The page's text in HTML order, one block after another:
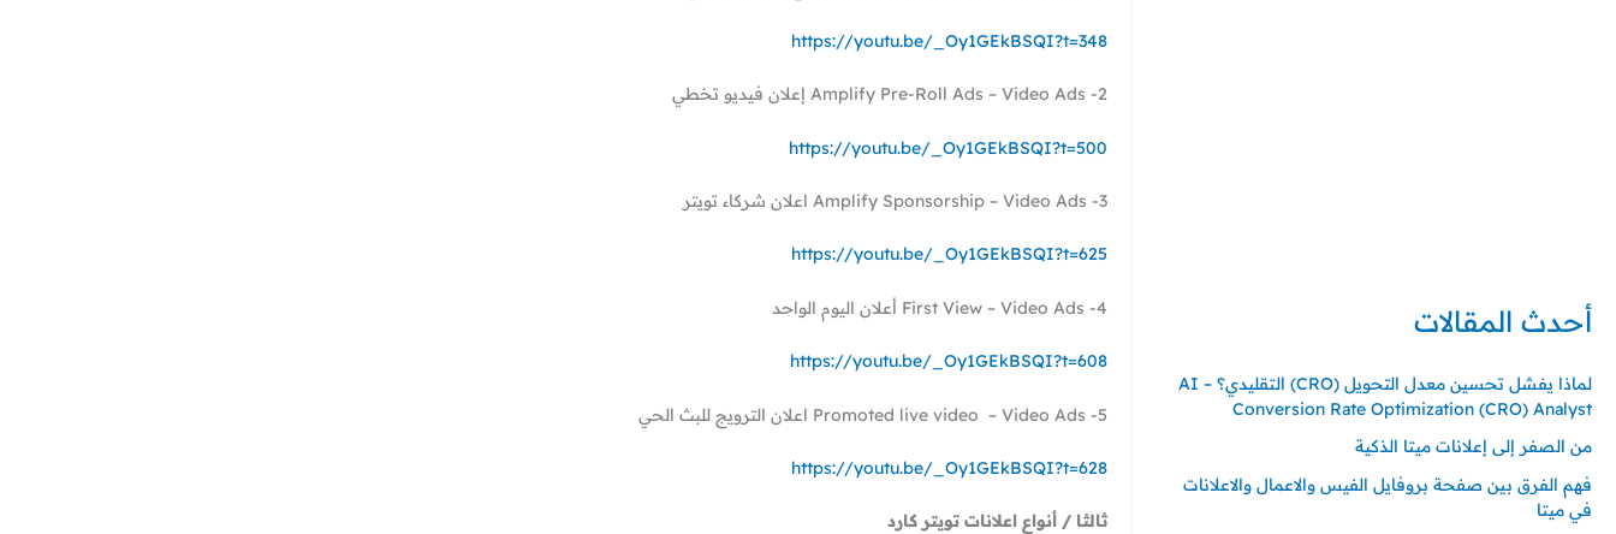
أحدث المقالات
لماذا يفشل تحسين معدل التحويل (CRO) التقليدي؟ – AI
Conversion Rate Optimization (CRO) Analyst
من الصفر إلى إعلانات ميتا الذكية
فهم الفرق بين صفحة بروفايل الفيس والاعمال والاعلانات
في ميتا
https://youtu.be/_Oy1GEkBSQI?t=348
2- Amplify Pre-Roll Ads – Video Ads إعلان فيديو تخطي
https://youtu.be/_Oy1GEkBSQI?t=500
3- Amplify Sponsorship – Video Ads اعلان شركاء تويتر
https://youtu.be/_Oy1GEkBSQI?t=625
4- First View – Video Ads أعلان اليوم الواحد
https://youtu.be/_Oy1GEkBSQI?t=608
5- Promoted live video – Video Ads اعلان الترويج للبث الحي
https://youtu.be/_Oy1GEkBSQI?t=628
ثالثا / أنواع اعلانات تويتر كارد